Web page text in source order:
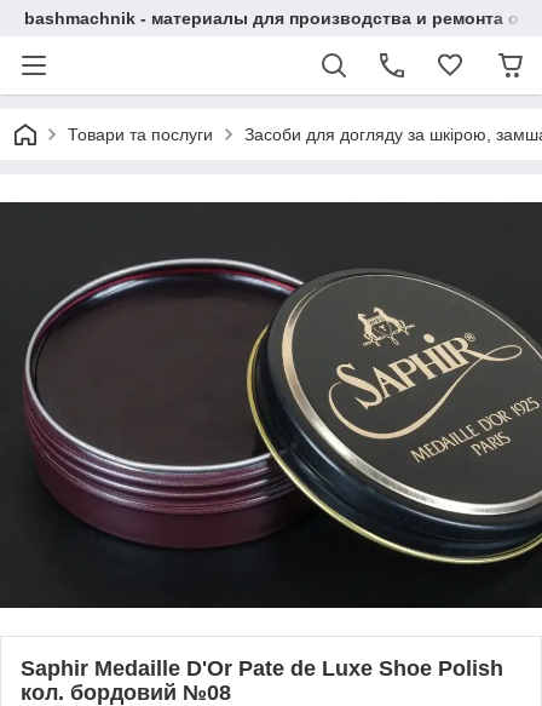
bashmachnik - материалы для производства и ремонта
Товари та послуги Засоби для догляду за шкірою,
Saphir Medaille D'Or Pate de Luxe Shoe Polish
кол. бордовий №08